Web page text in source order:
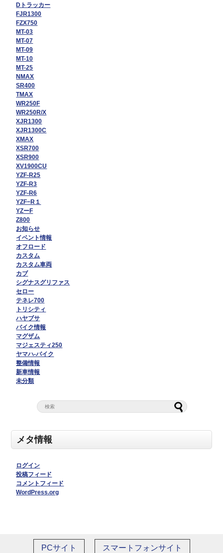
Dトラッカー
FJR1300
FZX750
MT-03
MT-07
MT-09
MT-10
MT-25
NMAX
SR400
TMAX
WR250F
WR250R/X
XJR1300
XJR1300C
XMAX
XSR700
XSR900
XV1900CU
YZF-R25
YZF-R3
YZF-R6
YZF−R１
YZーF
Z800
お知らせ
イベント情報
オフロード
カスタム
カスタム車両
カブ
シグナスグリファス
セロー
テネレ700
トリシティ
ハヤブサ
バイク情報
マグザム
マジェスティ250
ヤマハ-バイク
整備情報
新車情報
未分類
メタ情報
ログイン
投稿フィード
コメントフィード
WordPress.org
PCサイト スマートフォンサイト